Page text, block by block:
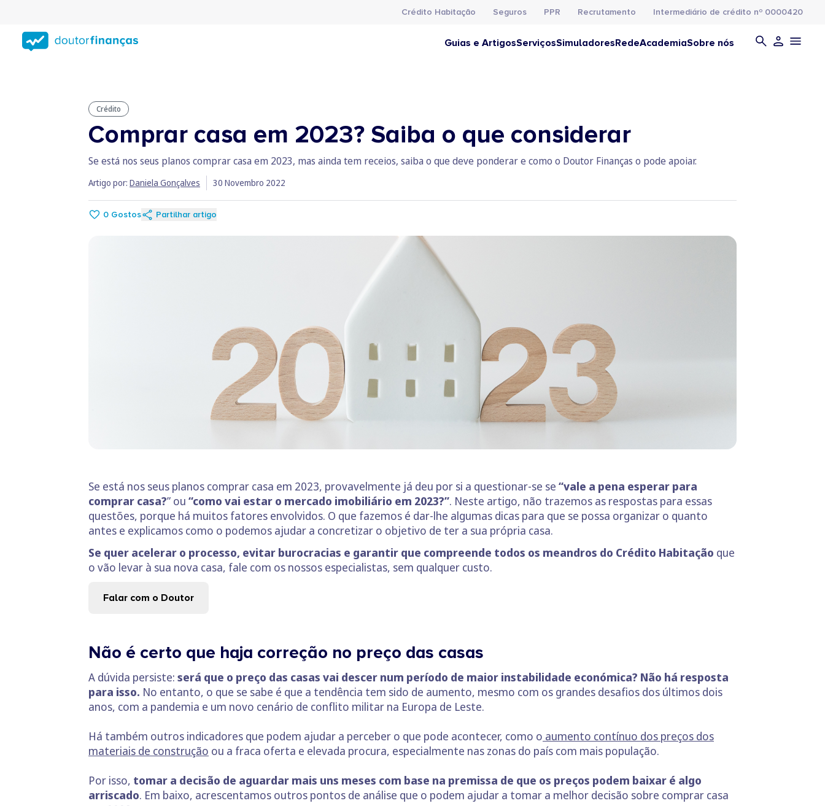
conteúdo
principal
Crédito Habitação Seguros PPR Recrutamento Intermediário de crédito nº 0000420
Guias e ArtigosServiçosSimuladoresRedeAcademiaSobre nós
Crédito
Comprar casa em 2023? Saiba o que considerar
Se está nos seus planos comprar casa em 2023, mas ainda tem receios, saiba o que deve ponderar e como o Doutor Finanças o pode apoiar.
Artigo por: Daniela Gonçalves 30 Novembro 2022
0 Gostos Partilhar artigo
Se está nos seus planos comprar casa em 2023, provavelmente já deu por si a questionar-se se “vale a pena esperar para
comprar casa?” ou “como vai estar o mercado imobiliário em 2023?”. Neste artigo, não trazemos as respostas para essas
questões, porque há muitos fatores envolvidos. O que fazemos é dar-lhe algumas dicas para que se possa organizar o quanto
antes e explicamos como o podemos ajudar a concretizar o objetivo de ter a sua própria casa.
Se quer acelerar o processo, evitar burocracias e garantir que compreende todos os meandros do Crédito Habitação que
o vão levar à sua nova casa, fale com os nossos especialistas, sem qualquer custo.
Falar com o Doutor
Não é certo que haja correção no preço das casas
A dúvida persiste: será que o preço das casas vai descer num período de maior instabilidade económica? Não há resposta
para isso. No entanto, o que se sabe é que a tendência tem sido de aumento, mesmo com os grandes desafios dos últimos dois
anos, com a pandemia e um novo cenário de conflito militar na Europa de Leste.
Há também outros indicadores que podem ajudar a perceber o que pode acontecer, como o aumento contínuo dos preços dos
materiais de construção ou a fraca oferta e elevada procura, especialmente nas zonas do país com mais população.
Por isso, tomar a decisão de aguardar mais uns meses com base na premissa de que os preços podem baixar é algo
arriscado. Em baixo, acrescentamos outros pontos de análise que o podem ajudar a tomar a melhor decisão sobre comprar casa